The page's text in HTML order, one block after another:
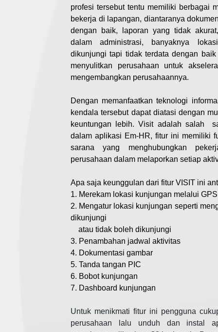
profesi tersebut tentu memiliki berbagai
bekerja di lapangan, diantaranya
dengan baik, laporan yang tidak
dalam administrasi, banyaknya
dikunjungi tapi tidak terdata dengan
menyulitkan perusahaan untuk
mengembangkan perusahaannya.
Dengan memanfaatkan teknologi
kendala tersebut dapat diatasi dengan
keuntungan lebih. Visit adalah salah
dalam aplikasi Em-HR, fitur ini memiliki
sarana yang menghubungkan
perusahaan dalam melaporkan setiap
Apa saja keunggulan dari fitur VISIT ini
1. Merekam lokasi kunjungan melalui GPS
2. Mengatur lokasi kunjungan seperti
dikunjungi
atau tidak boleh dikunjungi
3. Penambahan jadwal aktivitas
4. Dokumentasi gambar
5. Tanda tangan PIC
6. Bobot kunjungan
7. Dashboard kunjungan
Untuk menikmati fitur ini pengguna
perusahaan lalu unduh dan instal